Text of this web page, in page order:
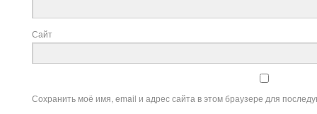
Сайт
Сохранить моё имя, email и адрес сайта в этом браузере для